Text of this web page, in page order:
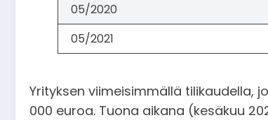
05/2020
05/2021
Yrityksen viimeisimmällä tilikaudella,
000 euroa. Tuona aikana (kesäkuu